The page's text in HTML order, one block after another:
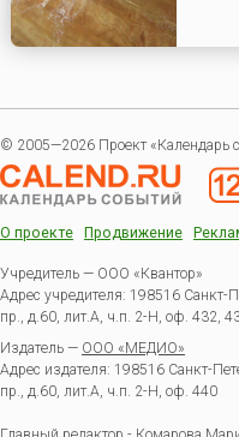
© 2005—2026 Проект «Календарь
О проекте Продвижение
Учредитель — ООО «Квантор»
Адрес учредителя: 198516 Санкт-
пр., д.60, лит.А, ч.п. 2-Н, оф. 432,
Издатель — ООО «МЕДИО»
Адрес издателя: 198516 Санкт-
пр., д.60, лит.А, ч.п. 2-Н, оф. 440